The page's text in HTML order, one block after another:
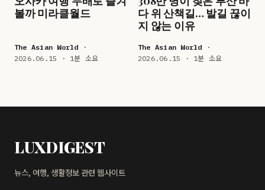
볼까 미라클월드
The Asian World ·
2026.06.15 · 1분 소요
다 위 산책길… 발길 끊이
지 않는 이유
The Asian World ·
2026.06.15 · 1분 소요
LUXDIGEST
뉴스, 여행, 생활정보 관련 웹사이트